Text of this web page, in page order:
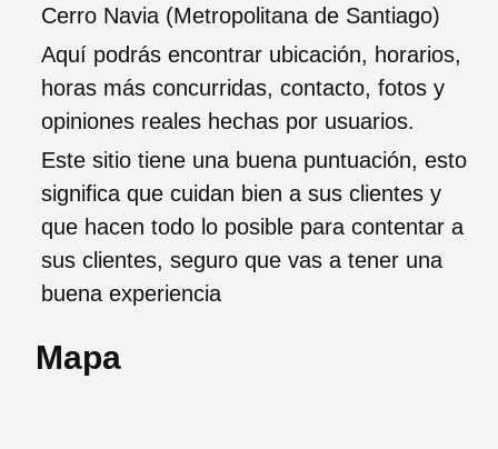
Cerro Navia (Metropolitana de Santiago)
Aquí podrás encontrar ubicación, horarios,
horas más concurridas, contacto, fotos y
opiniones reales hechas por usuarios.
Este sitio tiene una buena puntuación, esto
significa que cuidan bien a sus clientes y
que hacen todo lo posible para contentar a
sus clientes, seguro que vas a tener una
buena experiencia
Mapa